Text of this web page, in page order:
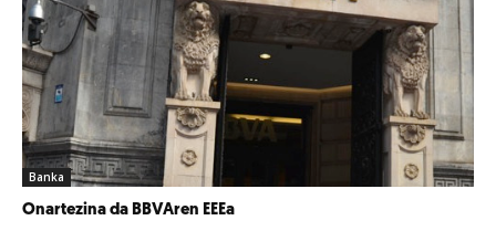
Banka
Onartezina da BBVAren EEEa